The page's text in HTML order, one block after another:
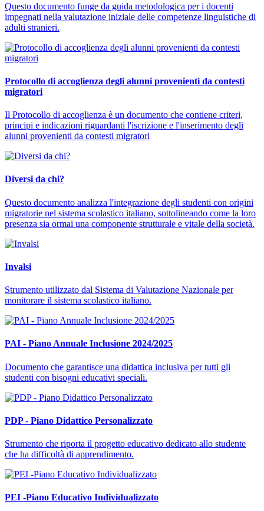
Questo documento funge da guida metodologica per i docenti
impegnati nella valutazione iniziale delle competenze linguistiche di
adulti stranieri.
Protocollo di accoglienza degli alunni provenienti da contesti
migratori
Il Protocollo di accoglienza è un documento che contiene criteri,
principi e indicazioni riguardanti l'iscrizione e l'inserimento degli
alunni provenienti da contesti migratori
Diversi da chi?
Questo documento analizza l'integrazione degli studenti con origini
migratorie nel sistema scolastico italiano, sottolineando come la loro
presenza sia ormai una componente strutturale e vitale della società.
Invalsi
Strumento utilizzato dal Sistema di Valutazione Nazionale per
monitorare il sistema scolastico italiano.
PAI - Piano Annuale Inclusione 2024/2025
Documento che garantisce una didattica inclusiva per tutti gli
studenti con bisogni educativi speciali.
PDP - Piano Didattico Personalizzato
Strumento che riporta il progetto educativo dedicato allo studente
che ha difficoltà di apprendimento.
PEI -Piano Educativo Individualizzato